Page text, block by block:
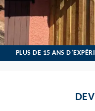
PLUS DE 15 ANS